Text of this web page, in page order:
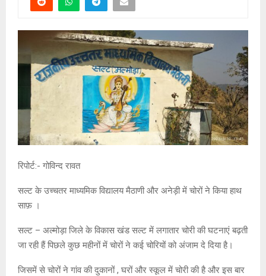
रिपोर्ट:- गोविन्द रावत
सल्ट के उच्चतर माध्यमिक विद्यालय मैठाणी और अनेड़ी में चोरों ने किया हाथ
साफ़ ।
सल्ट – अल्मोड़ा जिले के विकास खंड सल्ट में लगातार चोरी की घटनाएं बढ़ती
जा रही हैं पिछले कुछ महीनों में चोरों ने कई चोरियों को अंजाम दे दिया है।
जिसमें से चोरों ने गांव की दुकानों , घरों और स्कूल में चोरी की है और इस बार